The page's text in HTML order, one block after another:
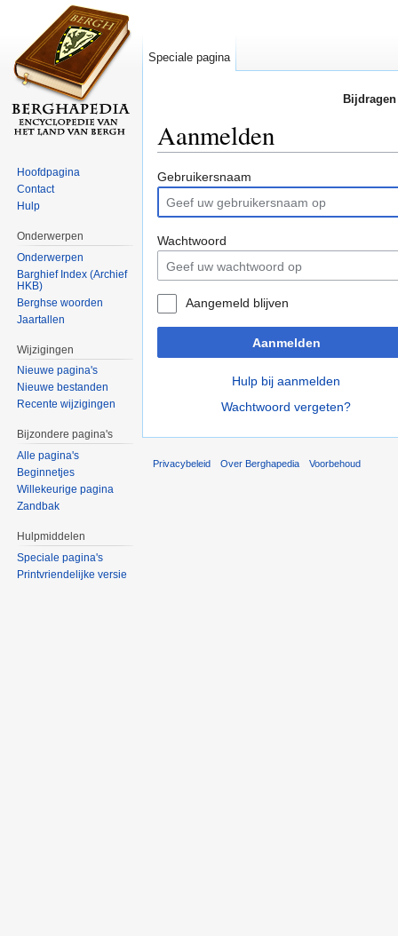
Aanmelden
Gebruikersnaam
Wachtwoord
Aangemeld blijven
Aanmelden
Hulp bij aanmelden
Wachtwoord vergeten?
Speciale pagina
Hoofdpagina
Contact
Hulp
Onderwerpen
Onderwerpen
Barghief Index (Archief
HKB)
Berghse woorden
Jaartallen
Wijzigingen
Nieuwe pagina's
Nieuwe bestanden
Recente wijzigingen
Bijzondere pagina's
Alle pagina's
Beginnetjes
Willekeurige pagina
Zandbak
Hulpmiddelen
Speciale pagina's
Printvriendelijke versie
Privacybeleid Over Berghapedia Voorbehoud